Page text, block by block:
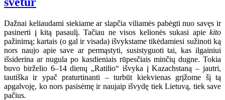
Dažnai keliaudami siekiame ar slapčia viliamės pabėgti nuo savęs ir
pasinerti į kitą pasaulį. Tačiau ne visos kelionės sukasi apie kito
pažinimą; kartais (o gal ir visada) išvykstame tikėdamiesi sužinoti ką
nors naujo apie save ar permąstyti, susistyguoti tai, kas ilgainiui
išsiderina ar nugula po kasdieniais rūpesčiais minčių dugne. Tokia
buvo birželio 6–14 dienų „Ratilio“ išvyka į Kazachstaną – jautri,
tautiška ir ypač praturtinanti – turbūt kiekvienas grįžome šį tą
apgalvoję, ko nors pasisėmę ir naujaip išvydę tiek Lietuvą, tiek save
pačius.